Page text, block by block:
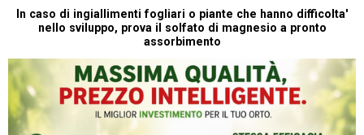
In caso di ingiallimenti fogliari o piante che hanno difficolta'
nello sviluppo, prova il solfato di magnesio a pronto
assorbimento